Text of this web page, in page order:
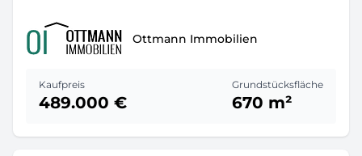
Ottmann Immobilien
Kaufpreis
489.000 €
Grundstücksfläche
670 m²